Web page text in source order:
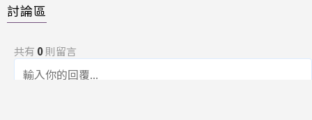
討論區
共有 0則留言